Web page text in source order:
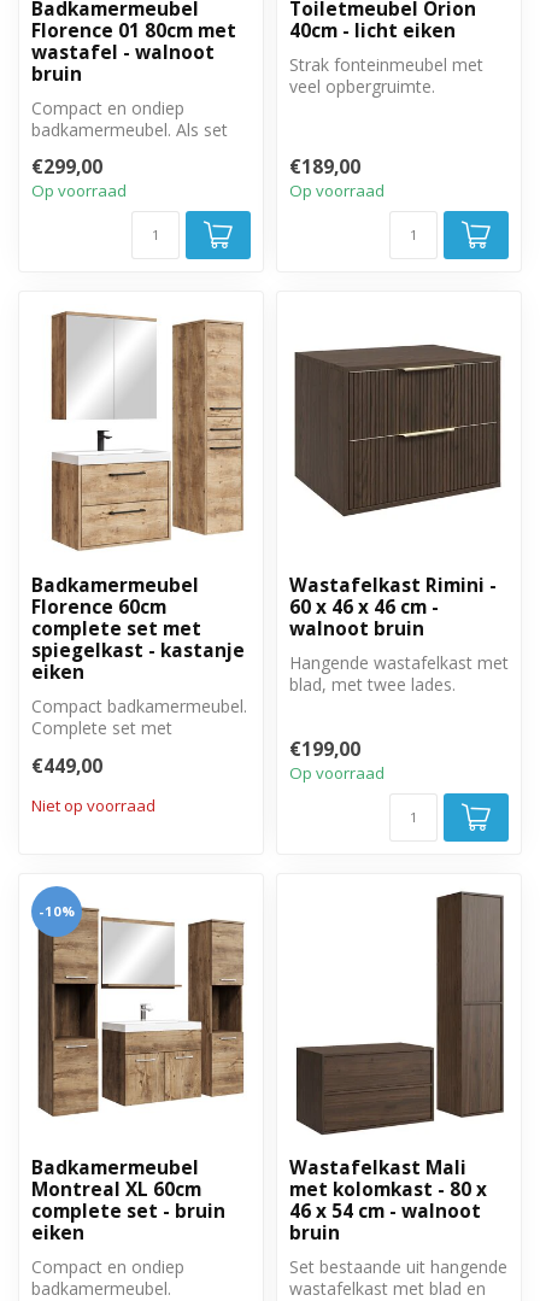
Badkamermeubel
Florence 01 80cm met
wastafel - walnoot
bruin
Compact en ondiep
badkamermeubel. Als set
€299,00
Op voorraad
Toiletmeubel Orion
40cm - licht eiken
Strak fonteinmeubel met
veel opbergruimte.
€189,00
Op voorraad
Badkamermeubel
Florence 60cm
complete set met
spiegelkast - kastanje
eiken
Compact badkamermeubel.
Complete set met
spiegelkast en zijkast.
€449,00
Niet op voorraad
Wastafelkast Rimini -
60 x 46 x 46 cm -
walnoot bruin
Hangende wastafelkast met
blad, met twee lades.
€199,00
Op voorraad
-10%
Badkamermeubel
Montreal XL 60cm
complete set - bruin
eiken
Compact en ondiep
badkamermeubel.
Wastafelkast Mali
met kolomkast - 80 x
46 x 54 cm - walnoot
bruin
Set bestaande uit hangende
wastafelkast met blad en